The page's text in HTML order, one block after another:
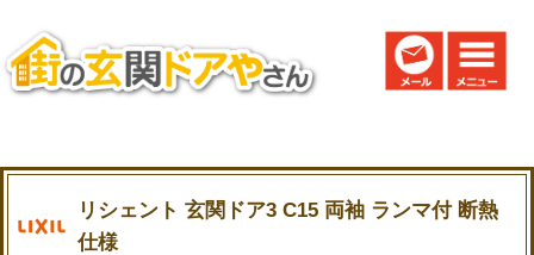
リシェント 玄関ドア3 C15 両袖 ランマ付 断熱
仕様